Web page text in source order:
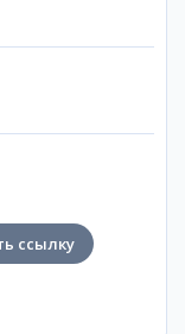
ссылку